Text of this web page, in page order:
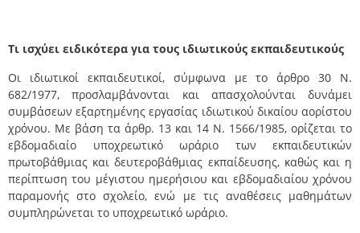
Τι ισχύει ειδικότερα για τους ιδιωτικούς εκπαιδευτικούς
Οι ιδιωτικοί εκπαιδευτικοί, σύμφωνα με το άρθρο 30 Ν.
682/1977, προσλαμβάνονται και απασχολούνται δυνάμει
συμβάσεων εξαρτημένης εργασίας ιδιωτικού δικαίου αορίστου
χρόνου. Με βάση τα άρθρ. 13 και 14 Ν. 1566/1985, ορίζεται το
εβδομαδιαίο υποχρεωτικό ωράριο των εκπαιδευτικών
πρωτοβάθμιας και δευτεροβάθμιας εκπαίδευσης, καθώς και η
περίπτωση του μέγιστου ημερήσιου και εβδομαδιαίου χρόνου
παραμονής στο σχολείο, ενώ με τις αναθέσεις μαθημάτων
συμπληρώνεται το υποχρεωτικό ωράριο.